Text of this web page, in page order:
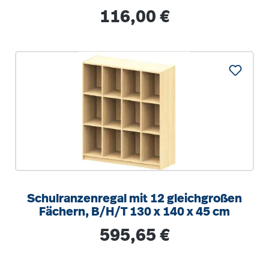
Regulärer Preis:
116,00 €
Schulranzenregal mit 12 gleichgroßen
Fächern, B/H/T 130 x 140 x 45 cm
Regulärer Preis:
595,65 €